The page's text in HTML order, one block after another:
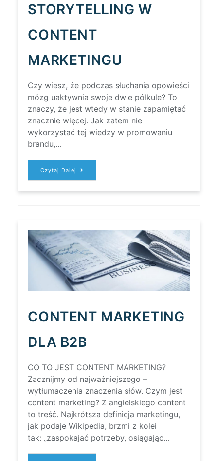
STORYTELLING W
CONTENT
MARKETINGU
Czy wiesz, że podczas słuchania opowieści
mózg uaktywnia swoje dwie półkule? To
znaczy, że jest wtedy w stanie zapamiętać
znacznie więcej. Jak zatem nie
wykorzystać tej wiedzy w promowaniu
brandu,…
Czytaj Dalej
STORYTELLING
CONTENT
MARKETINGU
CONTENT MARKETING
DLA B2B
CO TO JEST CONTENT MARKETING?
Zacznijmy od najważniejszego –
wytłumaczenia znaczenia słów. Czym jest
content marketing? Z angielskiego content
to treść. Najkrótsza definicja marketingu,
jak podaje Wikipedia, brzmi z kolei
tak: „zaspokajać potrzeby, osiągając…